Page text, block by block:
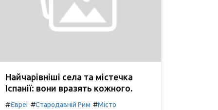
Найчарівніші села та містечка
Іспанії: вони вразять кожного.
#Євреї #Стародавній Рим #Місто